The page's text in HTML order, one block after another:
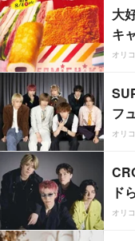
大
キ
オリ
フ
オリ
ド
オリ